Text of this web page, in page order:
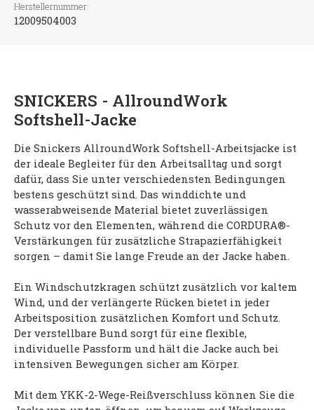
Herstellernummer:
12009504003
SNICKERS - AllroundWork
Softshell-Jacke
Die Snickers AllroundWork Softshell-Arbeitsjacke ist
der ideale Begleiter für den Arbeitsalltag und sorgt
dafür, dass Sie unter verschiedensten Bedingungen
bestens geschützt sind. Das winddichte und
wasserabweisende Material bietet zuverlässigen
Schutz vor den Elementen, während die CORDURA®-
Verstärkungen für zusätzliche Strapazierfähigkeit
sorgen – damit Sie lange Freude an der Jacke haben.
Ein Windschutzkragen schützt zusätzlich vor kaltem
Wind, und der verlängerte Rücken bietet in jeder
Arbeitsposition zusätzlichen Komfort und Schutz.
Der verstellbare Bund sorgt für eine flexible,
individuelle Passform und hält die Jacke auch bei
intensiven Bewegungen sicher am Körper.
Mit dem YKK-2-Wege-Reißverschluss können Sie die